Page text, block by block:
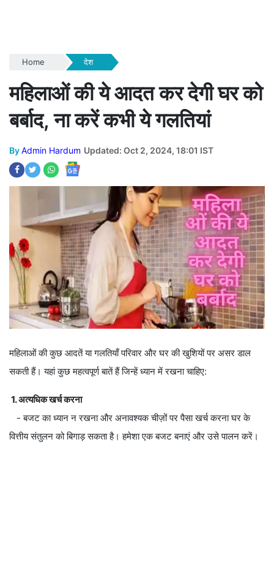
Home देश
महिलाओं की ये आदत कर देगी घर को
बर्बाद, ना करें कभी ये गलतियां
ByAdmin Hardum Updated: Oct 2, 2024, 18:01 IST
महिलाओं की कुछ आदतें या गलतियाँ परिवार और घर की खुशियों पर असर डाल
सकती हैं। यहां कुछ महत्वपूर्ण बातें हैं जिन्हें ध्यान में रखना चाहिए:
1. अत्यधिक खर्च करना
- बजट का ध्यान न रखना और अनावश्यक चीज़ों पर पैसा खर्च करना घर के
वित्तीय संतुलन को बिगाड़ सकता है। हमेशा एक बजट बनाएं और उसे पालन करें।